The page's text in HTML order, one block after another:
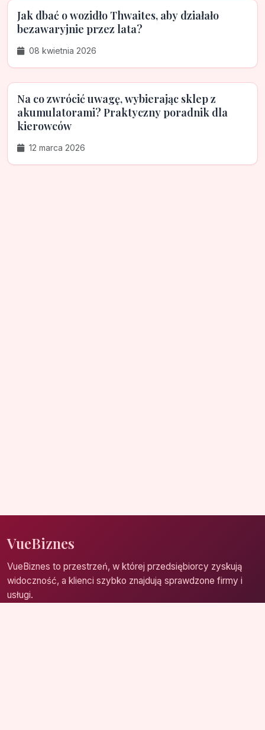
Jak dbać o wozidło Thwaites, aby działało
bezawaryjnie przez lata?
08 kwietnia 2026
Na co zwrócić uwagę, wybierając sklep z
akumulatorami? Praktyczny poradnik dla
kierowców
12 marca 2026
VueBiznes
VueBiznes to przestrzeń, w której przedsiębiorcy zyskują
widoczność, a klienci szybko znajdują sprawdzone firmy i
usługi.